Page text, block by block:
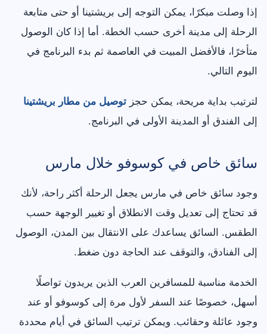
إذا وصلت مبكرًا، يمكن التوجه إلى بريشتينا أو حتى متابعة
الرحلة إلى مدينة أخرى حسب الخطة. أما إذا كان الوصول
متأخرًا، فالأفضل المبيت في العاصمة ثم بدء البرنامج في
اليوم التالي.
لترتيب بداية مريحة، يمكن حجز توصيل من مطار بريشتينا
إلى الفندق أو المدينة الأولى في البرنامج.
سائق خاص في كوسوفو خلال مارس
وجود سائق خاص في مارس يجعل الرحلة أكثر راحة، لأنك
قد تحتاج إلى تعديل وقت الانطلاق أو تغيير الوجهة حسب
الطقس. السائق يساعدك على الانتقال بين المدن، الوصول
إلى الفنادق، والتوقف عند الحاجة دون ضغط.
الخدمة مناسبة للمسافرين العرب الذين يريدون تواصلًا
أسهل، خصوصًا عند السفر لأول مرة إلى كوسوفو أو عند
وجود عائلة وحقائب. ويمكن ترتيب السائق في أيام محددة